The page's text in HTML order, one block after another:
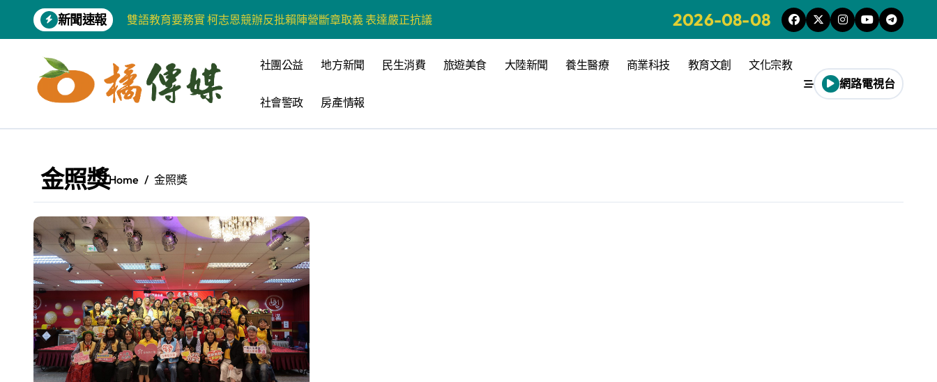
content
新聞速報
雙語教育要務實 柯志恩競辦反批賴陣營斷章取義 表達嚴正抗議
【第十四屆海峽青年薈】兩岸青年福州體驗水上運動
柯志恩競選網站正式上線 打造數位選戰新平台 公開五大亮點
兩岸青年齊聚福州共話農文旅融合發展
爭取原住民選票 柯志恩提原民5大政策 打造城鄉共好高雄
雅安 天府之肺裡的安逸密碼 一座被時光偏愛的巴適小城
港都文藝學會首辦蓮池潭文學營 支持高雄文學再出發
高科大機電系與日本愛媛大學跨校合作 並感謝世豐螺絲捐助獎學金
《讀者》8月號新聞焦點 【錦瑟】
【第十四屆海峽青年薈】青春交流聚同心 攜手融合共奮進
2026-08-08
社團公益 地方新聞 民生消費 旅遊美食 大陸新聞 養生醫療 商業科技 教育文創 文化宗教
社會警政 房產情報
網路電視台
金照獎Home 金照獎